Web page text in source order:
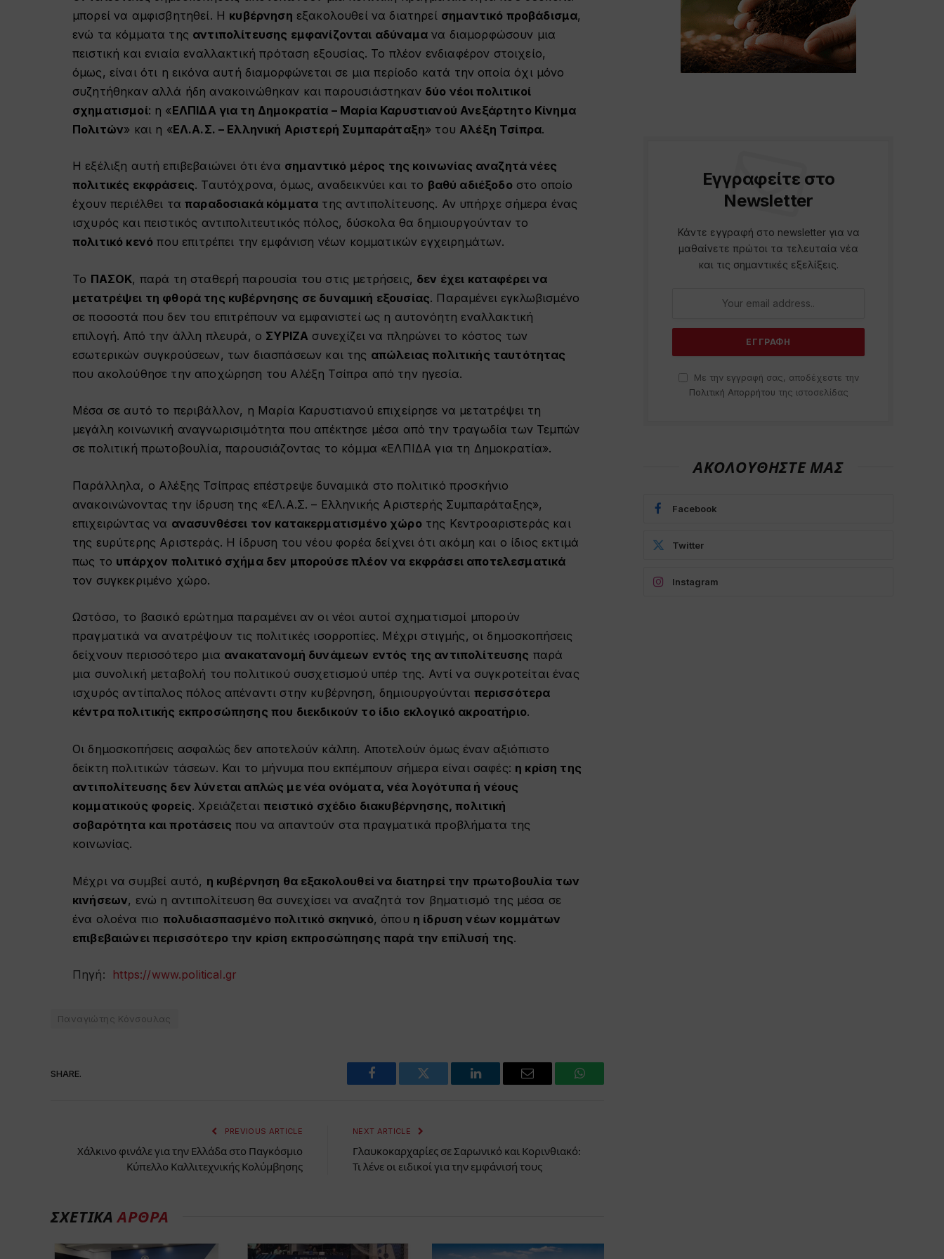
Κάτω
βέλος
για
να
μειώσετε
ένταση.
μπορεί να αμφισβητηθεί. Η κυβέρνηση εξακολουθεί να διατηρεί σημαντικό προβάδισμα,
ενώ τα κόμματα της αντιπολίτευσης εμφανίζονται αδύναμανα διαμορφώσουν μια
πειστική και ενιαία εναλλακτική πρόταση εξουσίας. Το πλέον ενδιαφέρον στοιχείο,
όμως, είναι ότι η εικόνα αυτή διαμορφώνεται σε μια περίοδο κατά την οποία όχι μόνο
συζητήθηκαν αλλά ήδη ανακοινώθηκαν και παρουσιάστηκαν δύο νέοι πολιτικοί
σχηματισμοί: η «ΕΛΠΙΔΑ για τη Δημοκρατία – Μαρία Καρυστιανού Ανεξάρτητο Κίνημα
Πολιτών» και η «ΕΛ.Α.Σ. – Ελληνική Αριστερή Συμπαράταξη» του Αλέξη Τσίπρα.
Η εξέλιξη αυτή επιβεβαιώνει ότι ένα σημαντικό μέρος της κοινωνίας αναζητά νέες
πολιτικές εκφράσεις. Ταυτόχρονα, όμως, αναδεικνύει και το βαθύ αδιέξοδοστο οποίο
έχουν περιέλθει ταπαραδοσιακά κόμματα της αντιπολίτευσης. Αν υπήρχε σήμερα ένας
ισχυρός και πειστικός αντιπολιτευτικός πόλος, δύσκολα θα δημιουργούνταν το
πολιτικό κενό που επιτρέπει την εμφάνιση νέων κομματικών εγχειρημάτων.
Το ΠΑΣΟΚ, παρά τη σταθερή παρουσία του στις μετρήσεις, δεν έχει καταφέρει να
μετατρέψει τη φθορά της κυβέρνησης σε δυναμική εξουσίας. Παραμένει εγκλωβισμένο
σε ποσοστά που δεν του επιτρέπουν να εμφανιστεί ως η αυτονόητη εναλλακτική
επιλογή. Από την άλλη πλευρά, ο ΣΥΡΙΖΑ συνεχίζει να πληρώνει το κόστος των
εσωτερικών συγκρούσεων, των διασπάσεων και της απώλειας πολιτικής ταυτότητας
που ακολούθησε την αποχώρηση του Αλέξη Τσίπρα από την ηγεσία.
Μέσα σε αυτό το περιβάλλον, η Μαρία Καρυστιανού επιχείρησε να μετατρέψει τη
μεγάλη κοινωνική αναγνωρισιμότητα που απέκτησε μέσα από την τραγωδία των Τεμπών
σε πολιτική πρωτοβουλία, παρουσιάζοντας το κόμμα «ΕΛΠΙΔΑ για τη Δημοκρατία».
Παράλληλα, ο Αλέξης Τσίπρας επέστρεψε δυναμικά στο πολιτικό προσκήνιο
ανακοινώνοντας την ίδρυση της «ΕΛ.Α.Σ. – Ελληνικής Αριστερής Συμπαράταξης»,
επιχειρώντας να ανασυνθέσει τον κατακερματισμένο χώροτης Κεντροαριστεράς και
της ευρύτερης Αριστεράς. Η ίδρυση του νέου φορέα δείχνει ότι ακόμη και ο ίδιος εκτιμά
πως το υπάρχον πολιτικό σχήμα δεν μπορούσε πλέον να εκφράσει αποτελεσματικά
τον συγκεκριμένο χώρο.
Ωστόσο, το βασικό ερώτημα παραμένει αν οι νέοι αυτοί σχηματισμοί μπορούν
πραγματικά να ανατρέψουν τις πολιτικές ισορροπίες. Μέχρι στιγμής, οι δημοσκοπήσεις
δείχνουν περισσότερο μια ανακατανομή δυνάμεων εντός της αντιπολίτευσης παρά
μια συνολική μεταβολή του πολιτικού συσχετισμού υπέρ της. Αντί να συγκροτείται ένας
ισχυρός αντίπαλος πόλος απέναντι στην κυβέρνηση, δημιουργούνται περισσότερα
κέντρα πολιτικής εκπροσώπησης που διεκδικούν το ίδιο εκλογικό ακροατήριο.
Οι δημοσκοπήσεις ασφαλώς δεν αποτελούν κάλπη. Αποτελούν όμως έναν αξιόπιστο
δείκτη πολιτικών τάσεων. Και το μήνυμα που εκπέμπουν σήμερα είναι σαφές: η κρίση της
αντιπολίτευσης δεν λύνεται απλώς με νέα ονόματα, νέα λογότυπα ή νέους
κομματικούς φορείς. Χρειάζεταιπειστικό σχέδιο διακυβέρνησης, πολιτική
σοβαρότητα και προτάσεις που να απαντούν στα πραγματικά προβλήματα της
κοινωνίας.
Μέχρι να συμβεί αυτό, η κυβέρνηση θα εξακολουθεί να διατηρεί την πρωτοβουλία των
κινήσεων, ενώ η αντιπολίτευση θα συνεχίσει να αναζητά τον βηματισμό της μέσα σε
ένα ολοένα πιο πολυδιασπασμένο πολιτικό σκηνικό, όπου η ίδρυση νέων κομμάτων
επιβεβαιώνει περισσότερο την κρίση εκπροσώπησης παρά την επίλυσή της.
Πηγή: https://www.political.gr
Παναγιώτης Κόνσουλας
SHARE.
Facebook Twitter LinkedIn Email WhatsApp
PREVIOUS ARTICLE
Χάλκινο φινάλε για την Ελλάδα στο Παγκόσμιο
Κύπελλο Καλλιτεχνικής Κολύμβησης
NEXT ARTICLE
Γλαυκοκαρχαρίες σε Σαρωνικό και Κορινθιακό:
Τι λένε οι ειδικοί για την εμφάνισή τους
ΣΧΕΤΙΚΑΑΡΘΡΑ
Εγγραφείτε στο
Newsletter
Κάντε εγγραφή στο newsletter για να
μαθαίνετε πρώτοι τα τελευταία νέα
και τις σημαντικές εξελίξεις.
Με την εγγραφή σας, αποδέχεστε την
Πολιτική Απορρήτου της ιστοσελίδας
ΑΚΟΛΟΥΘΗΣΤΕ ΜΑΣ
Facebook
Twitter
Instagram